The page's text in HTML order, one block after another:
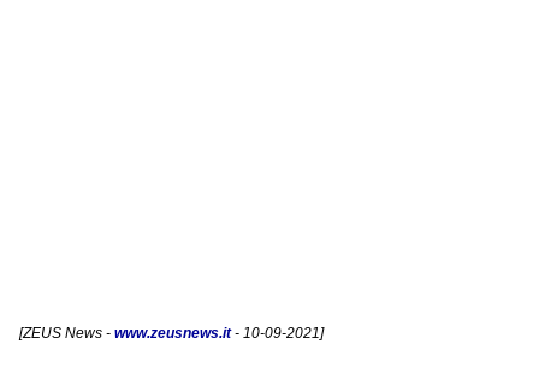
[ZEUS News - www.zeusnews.it- 10-09-2021]